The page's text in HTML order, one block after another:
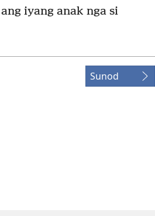
iyang anak nga si
Sunod